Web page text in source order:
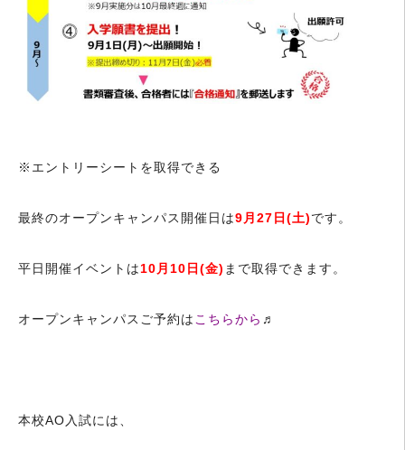
※エントリーシートを取得できる
最終のオープンキャンパス開催日は9月27日(土)です。
平日開催イベントは10月10日(金) まで取得できます。
オープンキャンパスご予約は こちらから ♬
本校AO入試には、